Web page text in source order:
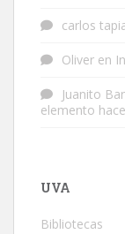
carlos
Oliver en
Juanito
elemento
UVA
Bibliotecas